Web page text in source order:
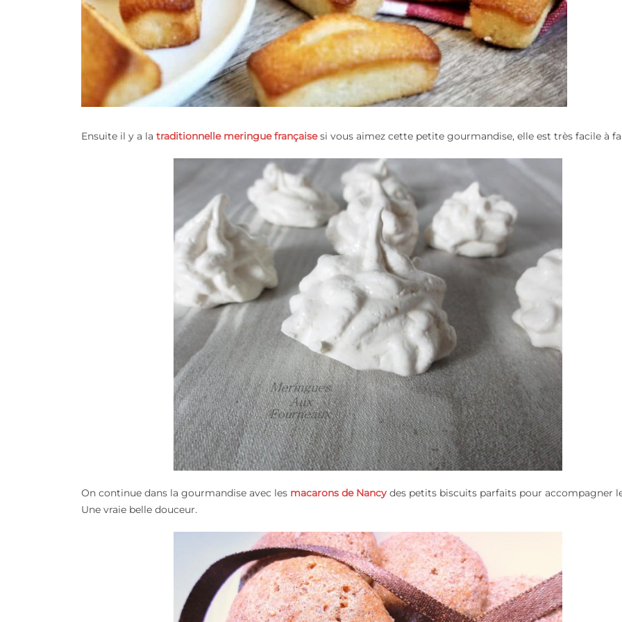
Ensuite il y a la traditionnelle meringue françaisesi vous aimez cette petite gourmandise, elle est très facile à
On continue dans la gourmandise avec les macarons de Nancy des petits biscuits parfaits pour accompagner
Une vraie belle douceur.